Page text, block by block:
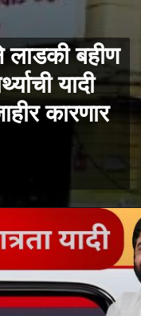
लाडकी बहीण
यादी
कारणार